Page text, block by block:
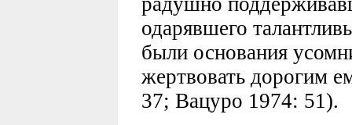
одарявшего
были основания
жертвовать дорогим
37; Вацуро 1974: 51).